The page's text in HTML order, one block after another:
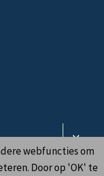
Toggle
Toggle
webfuncties om
Door op 'OK' te